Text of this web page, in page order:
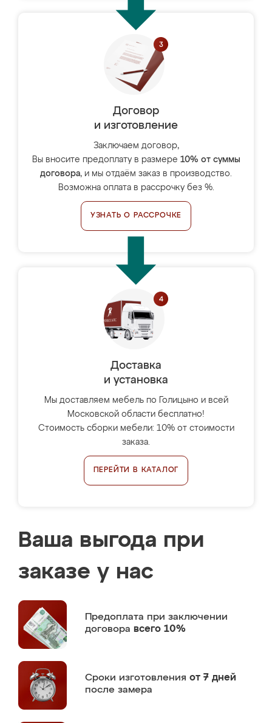
Договор
и изготовление
Заключаем договор,
Вы вносите предоплату в размере 10% от суммы
договора, и мы отдаём заказ в производство.
Возможна оплата в рассрочку без %.
УЗНАТЬ О РАССРОЧКЕ
Доставка
и установка
Мы доставляем мебель по Голицыно и всей
Московской области бесплатно!
Стоимость сборки мебели: 10% от стоимости
заказа.
ПЕРЕЙТИ В КАТАЛОГ
Ваша выгода при
заказе у нас
Предоплата при заключении
договора всего 10%
Сроки изготовления от 7 дней
после замера